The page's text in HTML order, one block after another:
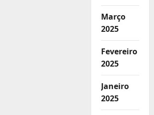
Março
2025
Fevereiro
2025
Janeiro
2025